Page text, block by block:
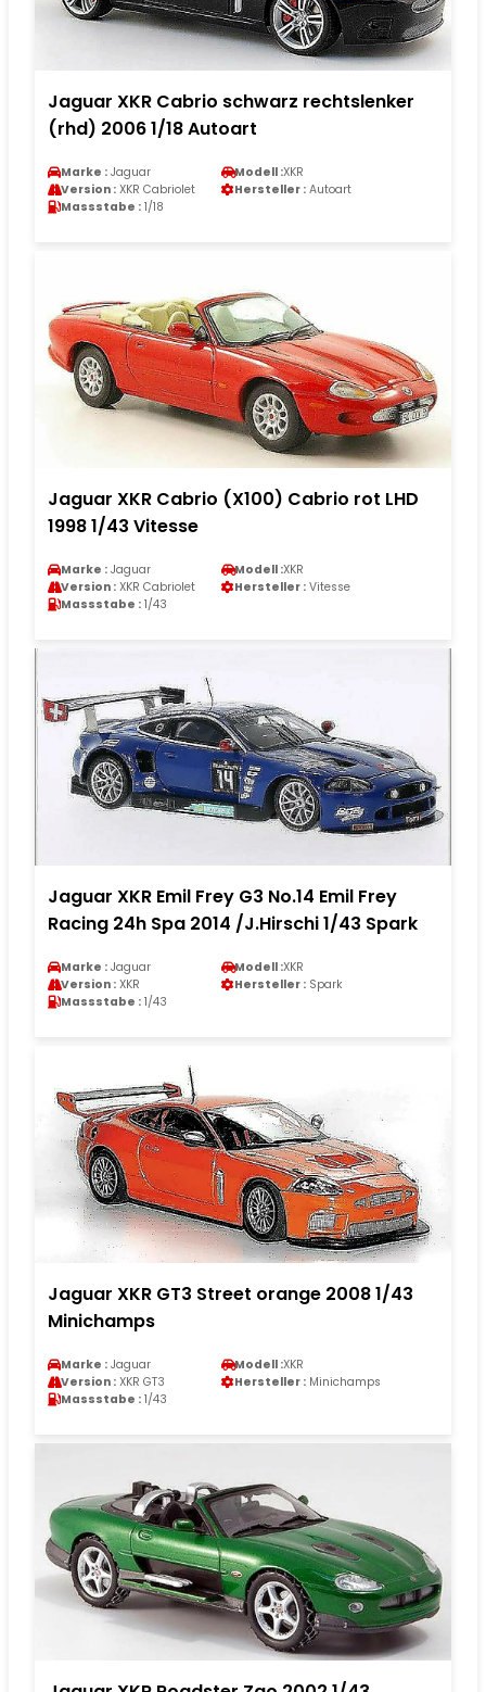
Jaguar XKR Cabrio schwarz rechtslenker
(rhd) 2006 1/18 Autoart
Marke : Jaguar Modell :XKR
Version : XKR Cabriolet Hersteller : Autoart
Massstabe : 1/18
Jaguar XKR Cabrio (X100) Cabrio rot LHD
1998 1/43 Vitesse
Marke : Jaguar Modell :XKR
Version : XKR Cabriolet Hersteller : Vitesse
Massstabe : 1/43
Jaguar XKR Emil Frey G3 No.14 Emil Frey
Racing 24h Spa 2014 /J.Hirschi 1/43 Spark
Marke : Jaguar Modell :XKR
Version : XKR Hersteller : Spark
Massstabe : 1/43
Jaguar XKR GT3 Street orange 2008 1/43
Minichamps
Marke : Jaguar Modell :XKR
Version : XKR GT3 Hersteller : Minichamps
Massstabe : 1/43